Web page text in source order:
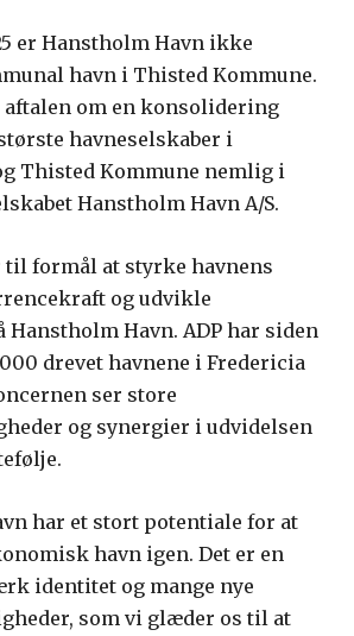
er Hanstholm Havn ikke
havn i Thisted Kommune.
om en konsolidering
havneselskaber i
Thisted Kommune nemlig i
Hanstholm Havn A/S.
til formål at styrke havnens
og udvikle
Havn. ADP har siden
drevet havnene i Fredericia
ser store
og synergier i udvidelsen
har et stort potentiale for at
havn igen. Det er en
identitet og mange nye
som vi glæder os til at